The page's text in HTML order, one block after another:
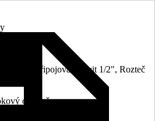
x 3/4'', Připojovací závit 1/2", Rozteč
ohřívač